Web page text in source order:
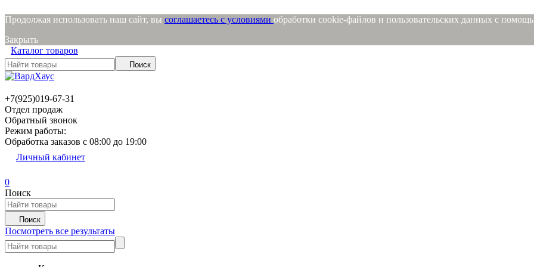
Продолжая использовать наш сайт, вы соглашаетесь с условиями обработки cookie-файлов и пользовательских данных с
Закрыть
Каталог товаров
Поиск
+7(925)019-67-31
Отдел продаж
Обратный звонок
Режим работы:
Обработка заказов с 08:00 до 19:00
Личный кабинет
0
Поиск
Поиск
Посмотреть все результаты